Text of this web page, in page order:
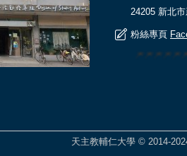
24205 新北
粉絲專頁
天主教輔仁大學 © 2014-